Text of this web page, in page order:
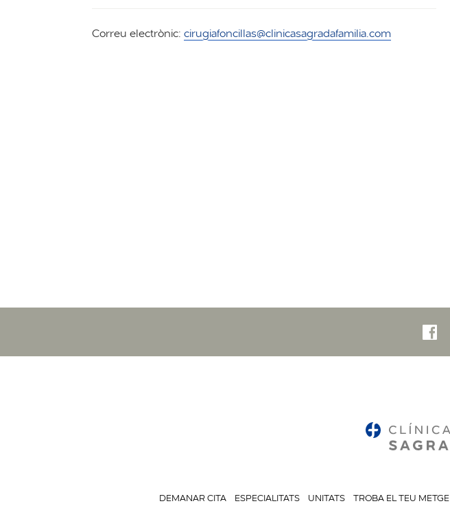
Correu electrònic: cirugiafoncillas@clinicasagradafamilia.com
DEMANAR CITA ESPECIALITATS UNITATS TROBA EL TEU METGE